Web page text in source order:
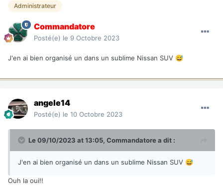
AAAAAAAAAAAAAAAAAAAAAAAAAAAAAAAAAAAAAAAAAA
AAAAAAAAAAAAAAAAAAAAAAAAAAAAAAAAAAAAAAAAAA
AAAAAAAAAAAAAAAAAAAAAAAAAAAAAAAAAAAAAAAAAA
AAAAAAAAAAAAAAAAAAAAAAAAAAAAAAAAAAAAAAAAAA
AAAAAAAAAAAAAAAAAAAAAAACH/C05FVFNDQVBFMi4wA
wEAAAAh+QQJCgBDACwAAAAAEgAUAAAI/wCHCBwSYEGI
Ci9sLBh4AEeHBAgQECAQM8HJEjoODBGQwgTMIEFmEgBqs
4KLFAVvOEAQdKjToQoiYOCxYIRPmUKzFkgQwegIGhYSZB1L
AGOiFEzREqHiQIEhgwYSFBKmwAcYICDkoPPgLeLDkIBc++FjA
QobKjhF9uCDhwcMJGD42dhRYcMQMIEBmjGg4vbv37+ADAg
Administrateur
Commandatore
Posté(e) le 9 Octobre 2023
J'en ai bien organisé un dans un sublime Nissan SUV 😅
angele14
Posté(e) le 10 Octobre 2023
Le 09/10/2023 at 13:05, Commandatorea dit :
J'en ai bien organisé un dans un sublime Nissan SUV 😅
Ouh la oui!!